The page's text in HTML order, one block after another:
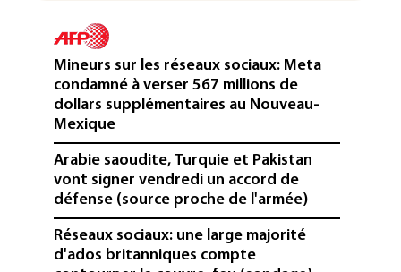
Mineurs sur les réseaux sociaux: Meta
condamné à verser 567 millions de
dollars supplémentaires au Nouveau-
Mexique
Arabie saoudite, Turquie et Pakistan
vont signer vendredi un accord de
défense (source proche de l'armée)
Réseaux sociaux: une large majorité
d'ados britanniques compte